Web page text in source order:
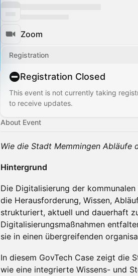
Zoom
Registration
Registration Closed
This event is not currently taking
to receive updates.
About Event
Wie die Stadt Memmingen
Hintergrund
Die Digitalisierung der
die Herausforderung, Wissen,
strukturiert, aktuell und dauerhaft
Digitalisierungsmaßnahmen
sie in einen übergreifenden
In diesem GovTech Case zeigt die
wie eine integrierte Wissens- und